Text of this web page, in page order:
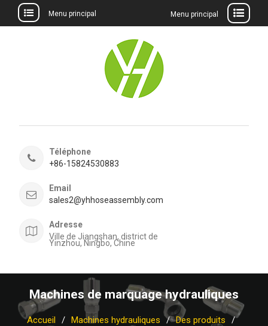
Menu principal Menu principal
Téléphone
+86-15824530883
Email
sales2@yhhoseassembly.com
Adresse
Ville de Jiangshan, district de
Yinzhou, Ningbo, Chine
Machines de marquage hydrauliques
Accueil Machines hydrauliques
Des produits